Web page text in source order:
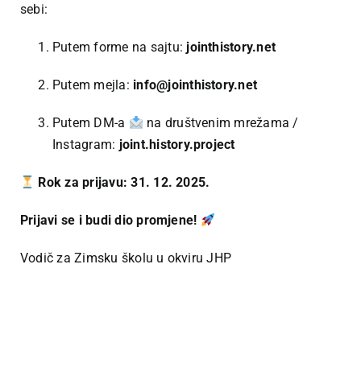
sebi:
Putem forme na sajtu: jointhistory.net
Putem mejla: info@jointhistory.net
Putem DM-a
na društvenim mrežama /
Instagram: joint.history.project
Rok za prijavu: 31. 12. 2025.
Prijavi se i budi dio promjene!
Vodič za Zimsku školu u okviru JHP